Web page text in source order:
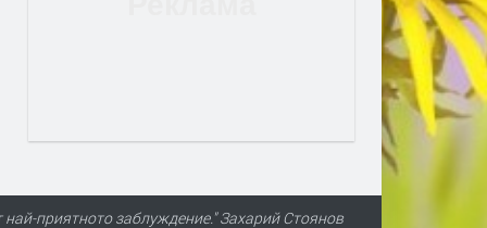
най-приятното заблуждение." Захарий Стоянов